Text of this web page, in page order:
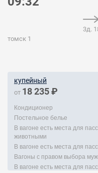
томск 1
3д.
купейный
от 18 235 ₽
Кондиционер
Постельное белье
В вагоне есть места для
животными
В вагоне есть места для
Вагоны с правом выбора
В вагоне есть места для